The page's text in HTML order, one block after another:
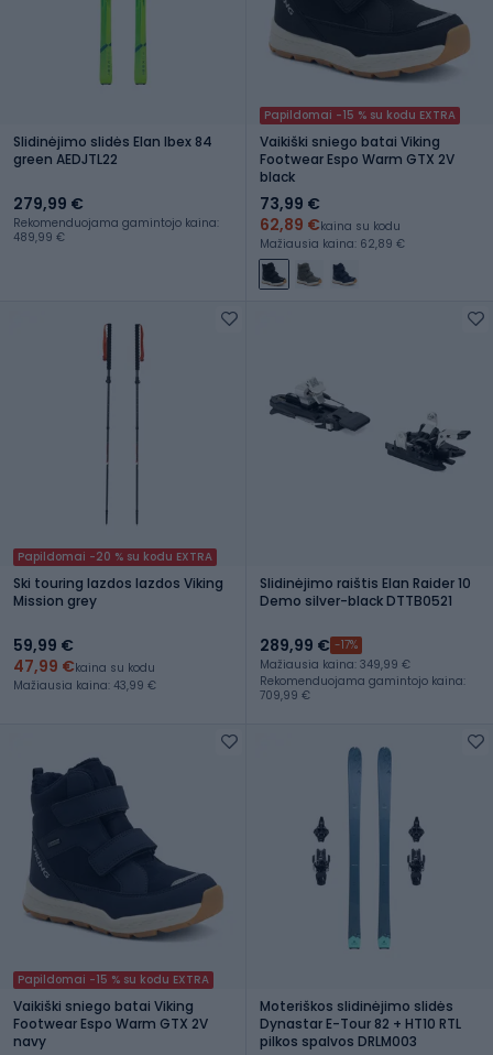
Slidinėjimo slidės Elan Ibex 84
green AEDJTL22
279,99 €
Rekomenduojama gamintojo kaina:
489,99 €
Papildomai -15 % su kodu EXTRA
Vaikiški sniego batai Viking
Footwear Espo Warm GTX 2V
black
73,99 €
62,89 €kaina su kodu
Mažiausia kaina: 62,89 €
Papildomai -20 % su kodu EXTRA
Ski touring lazdos lazdos Viking
Mission grey
59,99 €
47,99 €kaina su kodu
Mažiausia kaina: 43,99 €
Slidinėjimo raištis Elan Raider 10
Demo silver-black DTTB0521
289,99 € -17%
Mažiausia kaina: 349,99 €
Rekomenduojama gamintojo kaina:
709,99 €
Papildomai -15 % su kodu EXTRA
Vaikiški sniego batai Viking
Footwear Espo Warm GTX 2V
navy
Moteriškos slidinėjimo slidės
Dynastar E-Tour 82 + HT10 RTL
pilkos spalvos DRLM003